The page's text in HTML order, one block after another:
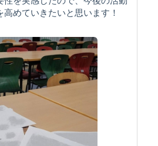
めていきたいと思います！